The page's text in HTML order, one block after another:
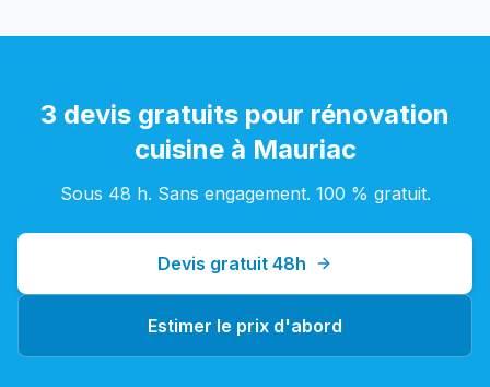
3 devis gratuits pour rénovation
cuisineà Mauriac
Sous 48 h. Sans engagement. 100 % gratuit.
Devis gratuit 48h
Estimer le prix d'abord